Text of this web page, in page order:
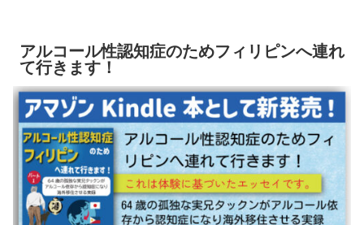
アルコール性認知症のためフィリピンへ連れ
て行きます！